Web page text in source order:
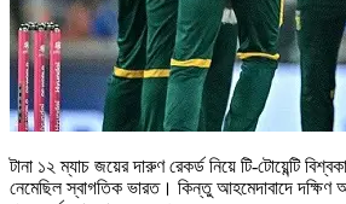
টানা ১২ ম্যাচ জয়ের দারুণ রেকর্ড নিয়ে টি-টোয়েন্টি
নেমেছিল স্বাগতিক ভারত। কিন্তু আহমেদাবাদে দক্ষিণ